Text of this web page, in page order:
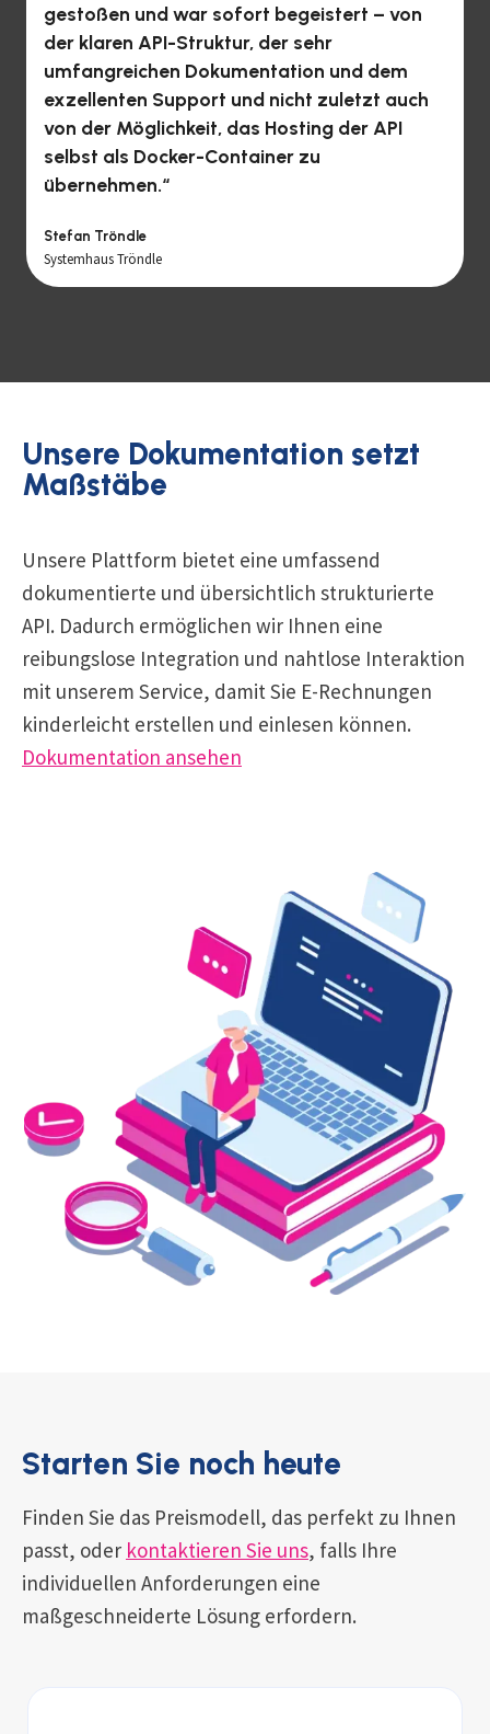
gestoßen und war sofort begeistert – von
der klaren API-Struktur, der sehr
umfangreichen Dokumentation und dem
exzellenten Support und nicht zuletzt auch
von der Möglichkeit, das Hosting der API
selbst als Docker-Container zu
übernehmen.“
Stefan Tröndle
Systemhaus Tröndle
Unsere Dokumentation setzt
Maßstäbe
Unsere Plattform bietet eine umfassend
dokumentierte und übersichtlich strukturierte
API. Dadurch ermöglichen wir Ihnen eine
reibungslose Integration und nahtlose Interaktion
mit unserem Service, damit Sie E-Rechnungen
kinderleicht erstellen und einlesen können.
Dokumentation ansehen
Starten Sie noch heute
Finden Sie das Preismodell, das perfekt zu Ihnen
passt, oder kontaktieren Sie uns, falls Ihre
individuellen Anforderungen eine
maßgeschneiderte Lösung erfordern.